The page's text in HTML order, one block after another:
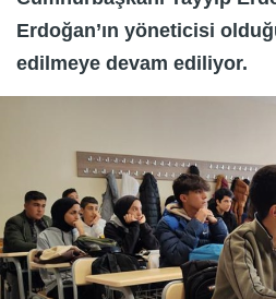
Erdoğan’ın yöneticisi
edilmeye devam ediliyor.